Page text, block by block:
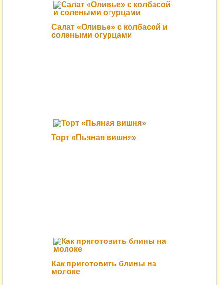
Салат «Оливье» с колбасой и
солеными огурцами
Торт «Пьяная вишня»
Как приготовить блины на
молоке